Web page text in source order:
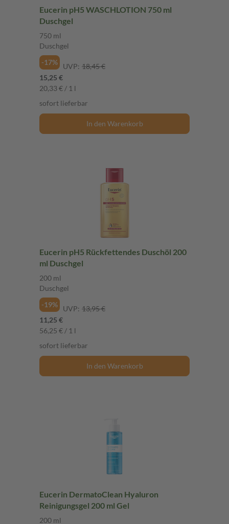
Eucerin pH5 WASCHLOTION 750 ml
Duschgel
750 ml
Duschgel
-17%
UVP: 18,45 €
15,25 €
20,33 € / 1 l
sofort lieferbar
In den Warenkorb
Eucerin pH5 Rückfettendes Duschöl 200
ml Duschgel
200 ml
Duschgel
-19%
UVP: 13,95 €
11,25 €
56,25 € / 1 l
sofort lieferbar
In den Warenkorb
Eucerin DermatoClean Hyaluron
Reinigungsgel 200 ml Gel
200 ml